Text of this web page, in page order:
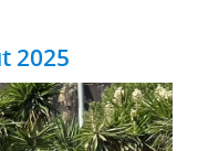
2025